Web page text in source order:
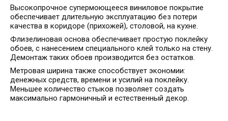
Высокопрочное супермоющееся виниловое покрытие
обеспечивает длительную эксплуатацию без потери
качества в коридоре (прихожей), столовой, на кухне.
Флизелиновая основа обеспечивает простую поклейку
обоев, с нанесением специального клей только на стену.
Демонтаж таких обоев производится без остатков.
Метровая ширина также способствует экономии:
денежных средств, времени и усилий на поклейку.
Меньшее количество стыков позволяет создать
максимально гармоничный и естественный декор.